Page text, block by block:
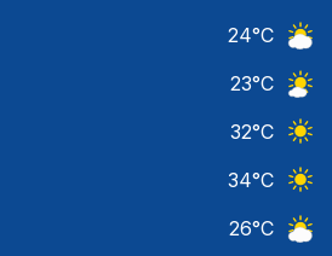
24°C
23°C
32°C
34°C
26°C